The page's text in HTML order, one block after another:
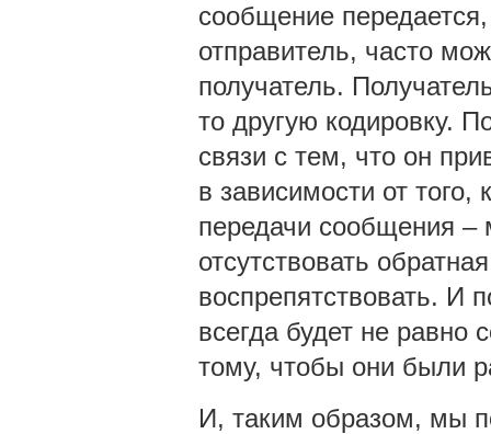
сообщение
отправитель, часто
получатель.
то другую кодировку.
связи с тем, что он
в зависимости от
передачи сообщения
отсутствовать
воспрепятствовать. И
всегда будет не
тому, чтобы они были
И, таким образом, мы